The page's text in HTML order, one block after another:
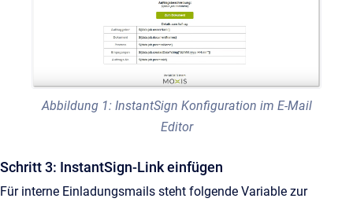
Abbildung 1: InstantSign Konfiguration im E-Mail
Editor
Schritt 3: InstantSign-Link einfügen
Für interne Einladungsmails steht folgende Variable zur